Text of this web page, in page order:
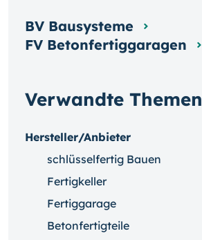
Verwandte Themen
Hersteller/Anbieter
schlüsselfertig Bauen
Fertigkeller
Fertiggarage
Betonfertigteile
BV Bausysteme
FV Betonfertiggaragen